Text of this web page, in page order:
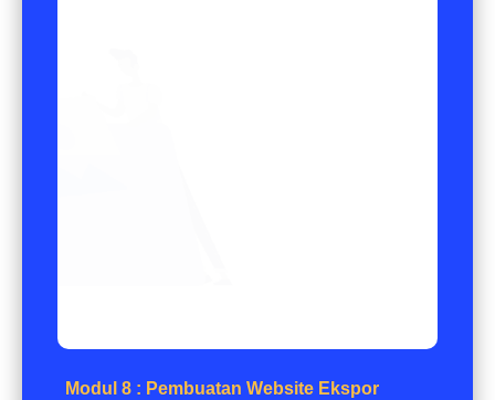
Modul 8 : Pembuatan Website Ekspor